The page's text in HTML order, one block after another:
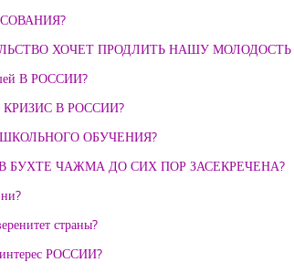
ХОЧЕТ ПРОДЛИТЬ НАШУ МОЛОДОСТЬ
В РОССИИ?
В РОССИИ?
ОБУЧЕНИЯ?
В БУХТЕ ЧАЖМА ДО СИХ ПОР ЗАСЕКРЕЧЕНА?
страны?
РОССИИ?